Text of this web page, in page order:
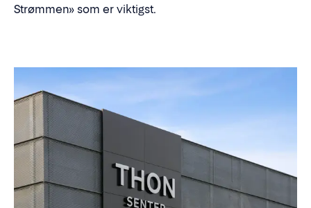
Strømmen» som er viktigst.